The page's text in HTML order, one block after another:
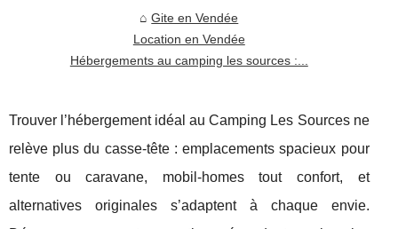
Gite en Vendée
Location en Vendée
Hébergements au camping les sources :...
Trouver l’hébergement idéal au Camping Les Sources ne
relève plus du casse-tête : emplacements spacieux pour
tente ou caravane, mobil-homes tout confort, et
alternatives originales s’adaptent à chaque envie.